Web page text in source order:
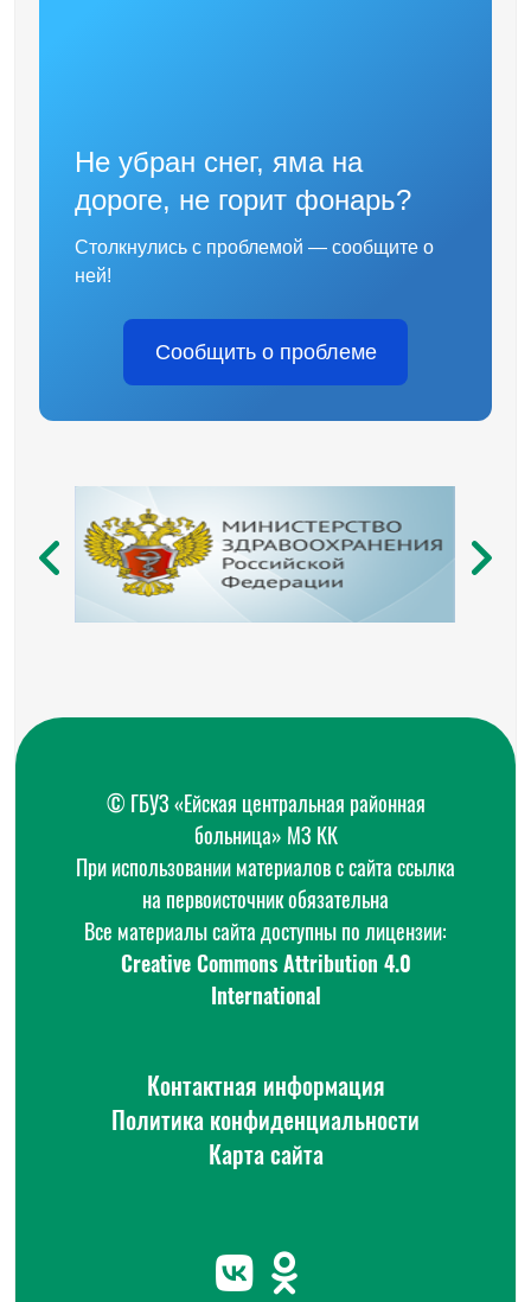
Не убран снег, яма на
дороге, не горит фонарь?
Столкнулись с проблемой — сообщите о
ней!
Сообщить о проблеме
© ГБУЗ «Ейская центральная районная
больница» МЗ КК
При использовании материалов с сайта ссылка
на первоисточник обязательна
Все материалы сайта доступны по лицензии:
Creative Commons Attribution 4.0
International
Контактная информация
Политика конфиденциальности
Карта сайта